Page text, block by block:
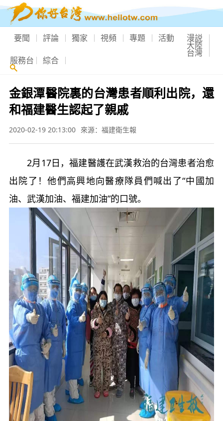
要聞 評論 獨家 視頻 專題 活動 漫説
大陸
台灣
服務台 綜合
金銀潭醫院裏的台灣患者順利出院，還
和福建醫生認起了親戚
2020-02-19 20:13:00 來源：福建衛生報
2月17日，福建醫護在武漢救治的台灣患者治愈
出院了！他們高興地向醫療隊員們喊出了“中國加
油、武漢加油、福建加油”的口號。